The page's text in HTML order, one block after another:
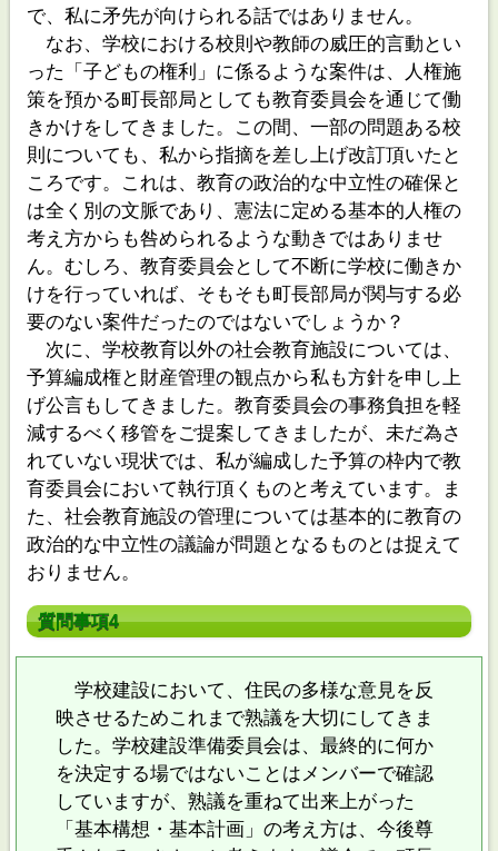
で、私に矛先が向けられる話ではありません。
なお、学校における校則や教師の威圧的言動とい
った「子どもの権利」に係るような案件は、人権施
策を預かる町長部局としても教育委員会を通じて働
きかけをしてきました。この間、一部の問題ある校
則についても、私から指摘を差し上げ改訂頂いたと
ころです。これは、教育の政治的な中立性の確保と
は全く別の文脈であり、憲法に定める基本的人権の
考え方からも咎められるような動きではありませ
ん。むしろ、教育委員会として不断に学校に働きか
けを行っていれば、そもそも町長部局が関与する必
要のない案件だったのではないでしょうか？
次に、学校教育以外の社会教育施設については、
予算編成権と財産管理の観点から私も方針を申し上
げ公言もしてきました。教育委員会の事務負担を軽
減するべく移管をご提案してきましたが、未だ為さ
れていない現状では、私が編成した予算の枠内で教
育委員会において執行頂くものと考えています。ま
た、社会教育施設の管理については基本的に教育の
政治的な中立性の議論が問題となるものとは捉えて
おりません。
質問事項4
学校建設において、住民の多様な意見を反
映させるためこれまで熟議を大切にしてきま
した。学校建設準備委員会は、最終的に何か
を決定する場ではないことはメンバーで確認
していますが、熟議を重ねて出来上がった
「基本構想・基本計画」の考え方は、今後尊